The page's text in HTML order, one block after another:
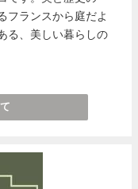
フランスから庭だよ
る、美しい暮らしの